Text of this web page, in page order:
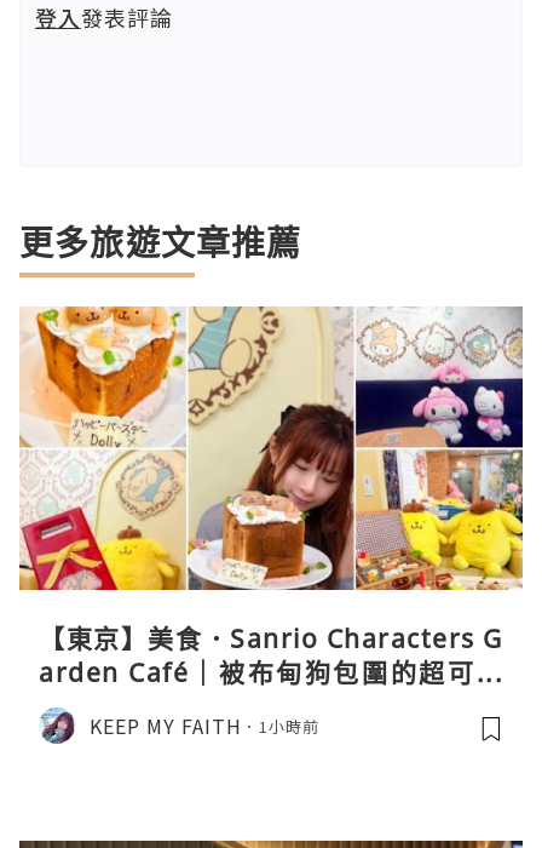
登入發表評論
更多旅遊文章推薦
【東京】美食．Sanrio Characters G
arden Café｜被布甸狗包圍的超可愛
下午茶體驗
KEEP MY FAITH 1小時前